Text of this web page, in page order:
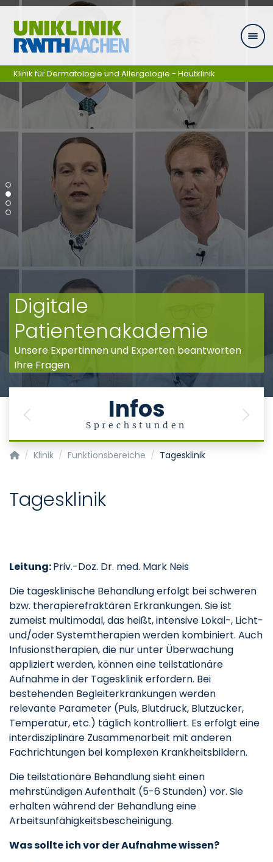
Zum Inhalt springen
Digitale
Patientenakademie
Unsere Expertinnen und Experten beantworten
Ihre Fragen
Infos
Sprechstunden
Previous Next
Klinik für Dermatologie und Allergologie - Hautklinik
Klinik für Dermatologie und Allergologie - Hautklinik
Klinik Funktionsbereiche Tagesklinik
Tagesklinik
Leitung:Priv.-Doz. Dr. med. Mark Neis
Die tagesklinische Behandlung erfolgt bei schweren
bzw. therapierefraktären Erkrankungen. Sie ist
zumeist multimodal, das heißt, intensive Lokal-, Licht-
und/oder Systemtherapien werden kombiniert. Auch
Infusionstherapien, die nur unter Überwachung
appliziert werden, können eine teilstationäre
Aufnahme in der Tagesklinik erfordern. Bei
bestehenden Begleiterkrankungen werden
relevante Parameter (Puls, Blutdruck, Blutzucker,
Temperatur, etc.) täglich kontrolliert. Es erfolgt eine
interdisziplinäre Zusammenarbeit mit anderen
Fachrichtungen bei komplexen Krankheitsbildern.
Die teilstationäre Behandlung sieht einen
mehrstündigen Aufenthalt (5-6 Stunden) vor. Sie
erhalten während der Behandlung eine
Arbeitsunfähigkeitsbescheinigung.
Was sollte ich vor der Aufnahme wissen?